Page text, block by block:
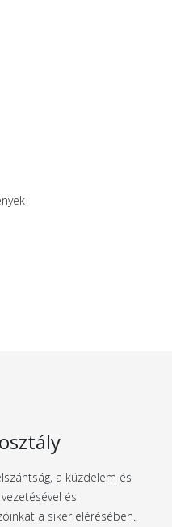
a küzdelem és
és
a siker elérésében.